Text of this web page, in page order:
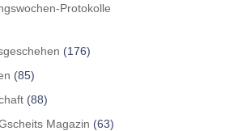
Protokolle
(176)
(85)
(88)
Magazin (63)